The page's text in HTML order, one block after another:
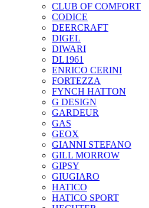
CLUB OF COMFORT
CODICE
DEERCRAFT
DIGEL
DIWARI
DL1961
ENRICO CERINI
FORTEZZA
FYNCH HATTON
G DESIGN
GARDEUR
GAS
GEOX
GIANNI STEFANO
GILL MORROW
GIPSY
GIUGIARO
HATICO
HATICO SPORT